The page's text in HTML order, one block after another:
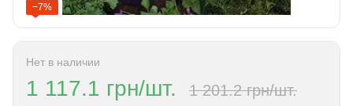
−7%
Нет в наличии
1 117.1 грн/шт. 1 201.2 грн/шт.